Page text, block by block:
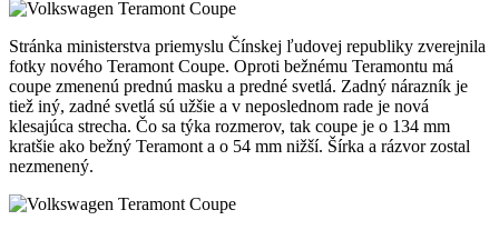
Stránka ministerstva priemyslu Čínskej ľudovej republiky zverejnila
fotky nového Teramont Coupe. Oproti bežnému Teramontu má
coupe zmenenú prednú masku a predné svetlá. Zadný nárazník je
tiež iný, zadné svetlá sú užšie a v neposlednom rade je nová
klesajúca strecha. Čo sa týka rozmerov, tak coupe je o 134 mm
kratšie ako bežný Teramont a o 54 mm nižší. Šírka a rázvor zostal
nezmenený.